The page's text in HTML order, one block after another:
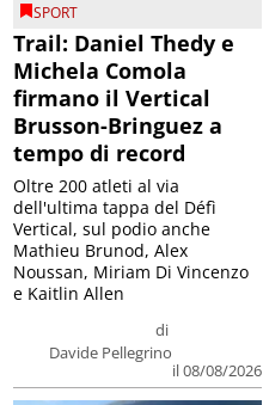
SPORT
Trail: Daniel Thedy e
Michela Comola
firmano il Vertical
Brusson-Bringuez a
tempo di record
di
Davide Pellegrino
il 08/08/2026
Oltre 200 atleti al via
dell'ultima tappa del Défì
Vertical, sul podio anche
Mathieu Brunod, Alex
Noussan, Miriam Di Vincenzo
e Kaitlin Allen